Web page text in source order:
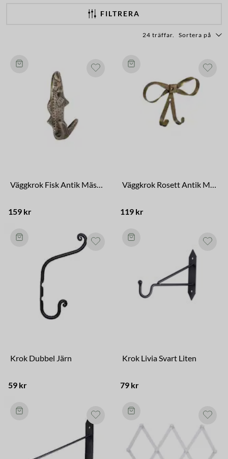
FILTRERA
24 träffar Sortera på
159 kr 119 kr
Krok Dubbel Järn
59 kr
Krok Livia Svart Liten
79 kr